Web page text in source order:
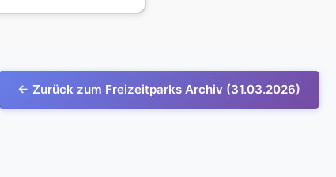
← Zurück zum Freizeitparks Archiv (31.03.2026)